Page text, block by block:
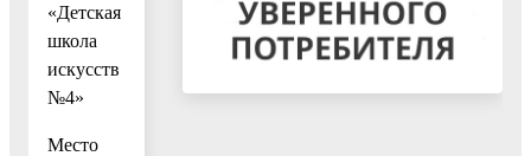
«Детская
школа
искусств
№4»
Место